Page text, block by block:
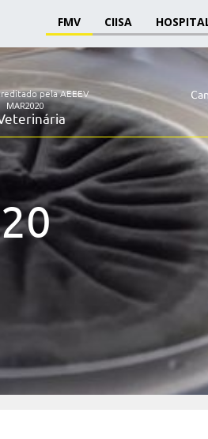
FMV CIISA
pela AEEEV
MAR2020